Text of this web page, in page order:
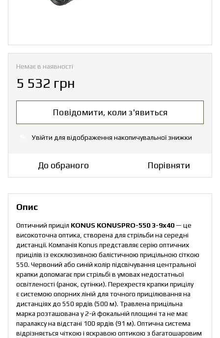
Немає в наявності
5 532 грн
Повідомити, коли з'явиться
Увійти для відображення накопичувальної знижки
До обраного Порівняти
Опис
Оптичний приціл KONUS KONUSPRO-550 3-9x40 — це
високоточна оптика, створена для стрільби на середні
дистанції. Компанія Konus представляє серію оптичних
прицілів із ексклюзивною балістичною прицільною сіткою
550. Червоний або синій колір підсвічування центральної
крапки допомагає при стрільбі в умовах недостатньої
освітленості (ранок, сутінки). Перехрестя крапки прицілу
є системою опорних ліній для точного прицілювання на
дистанціях до 550 ярдів (500 м). Травлена прицільна
марка розташована у 2-й фокальній площині та не має
паралаксу на відстані 100 ярдів (91 м). Оптична система
відрізняється чіткою і яскравою оптикою з багатошаровим